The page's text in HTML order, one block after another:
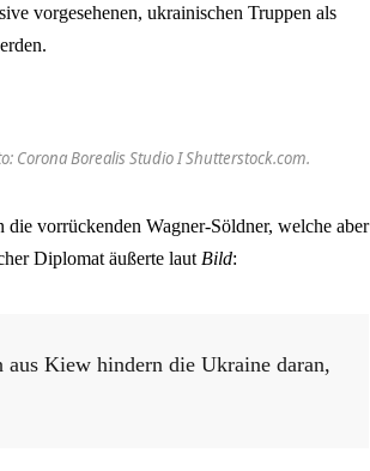
vorgesehenen, ukrainischen Truppen als
Corona Borealis Studio I Shutterstock.com.
vorrückenden Wagner-Söldner, welche aber
Diplomat äußerte laut Bild:
Kiew hindern die Ukraine daran,